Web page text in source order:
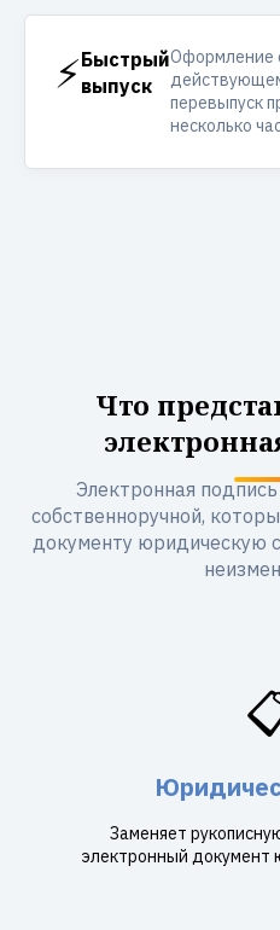
⚡Быстрый
выпуск
Оформление
перевыпуск
несколько
Что
Электронная
собственноручной,
документу юридическую
Заменяет
электронный документ